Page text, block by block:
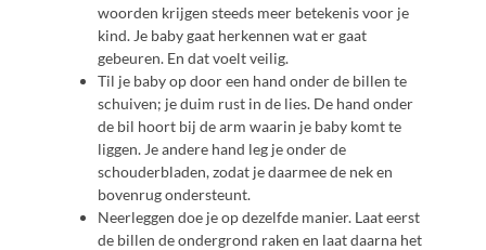
woorden krijgen steeds meer betekenis voor je
kind. Je baby gaat herkennen wat er gaat
gebeuren. En dat voelt veilig.
Til je baby op door een hand onder de billen te
schuiven; je duim rust in de lies. De hand onder
de bil hoort bij de arm waarin je baby komt te
liggen. Je andere hand leg je onder de
schouderbladen, zodat je daarmee de nek en
bovenrug ondersteunt.
Neerleggen doe je op dezelfde manier. Laat eerst
de billen de ondergrond raken en laat daarna het